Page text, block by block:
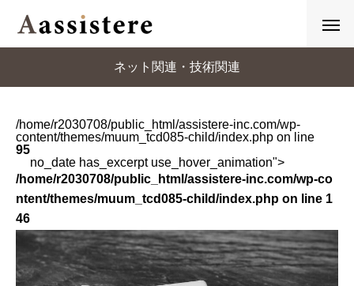
ネット関連・技術関連
/home/r2030708/public_html/assistere-inc.com/wp-
content/themes/muum_tcd085-child/index.php on line
95
no_date has_excerpt use_hover_animation">
/home/r2030708/public_html/assistere-inc.com/wp-co
ntent/themes/muum_tcd085-child/index.php on line 1
46
">
集客・集患においては、キーワード流入数が多い方が良
い